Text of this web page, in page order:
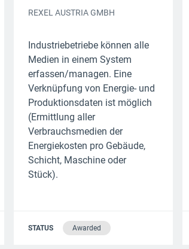
REXEL AUSTRIA GMBH
Industriebetriebe können alle
Medien in einem System
erfassen/managen. Eine
Verknüpfung von Energie- und
Produktionsdaten ist möglich
(Ermittlung aller
Verbrauchsmedien der
Energiekosten pro Gebäude,
Schicht, Maschine oder
Stück).
STATUS Awarded